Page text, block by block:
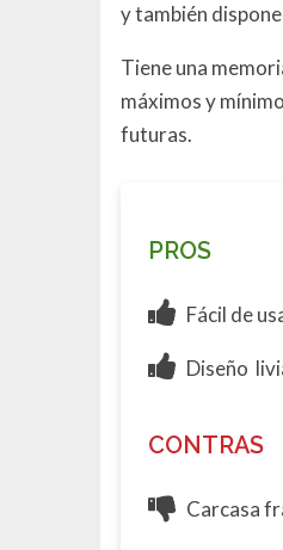
y también
Tiene una
máximos y
futuras.
PROS
Fácil de
Diseño
CONTRAS
Carcasa